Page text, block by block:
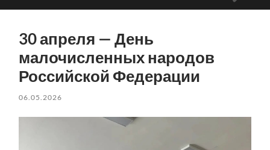
30 апреля — День
малочисленных народов
Российской Федерации
06.05.2026